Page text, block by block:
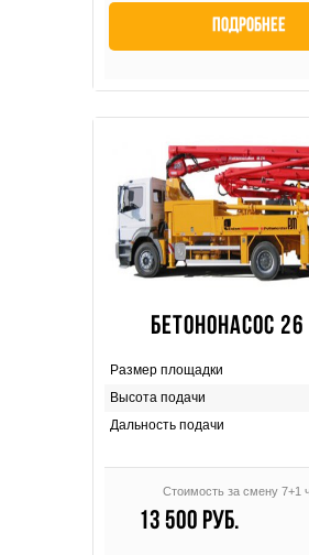
Подробнее
БЕТОНОНАСОС 26
Размер площадки
Высота подачи
Дальность подачи
Стоимость за смену 7+1 ч.
13 500 руб.